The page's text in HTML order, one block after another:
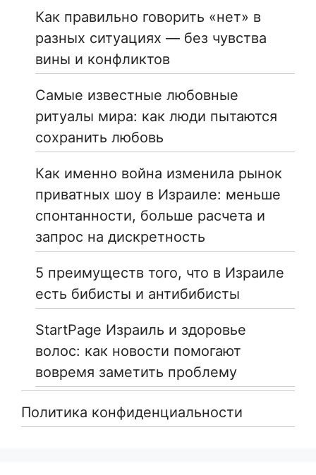
Как правильно говорить «нет» в
разных ситуациях — без чувства
вины и конфликтов
Самые известные любовные
ритуалы мира: как люди пытаются
сохранить любовь
Как именно война изменила рынок
приватных шоу в Израиле: меньше
спонтанности, больше расчета и
запрос на дискретность
5 преимуществ того, что в Израиле
есть бибисты и антибибисты
StartPage Израиль и здоровье
волос: как новости помогают
вовремя заметить проблему
Политика конфиденциальности